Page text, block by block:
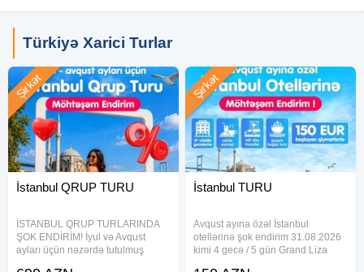
Qeyd:
Aviabiletlər qiymətə daxil deyil.
Qiymətlər 2nəfərlik otaqda 1nəfər üçün nəzərdə
tutulmuşdur.
* Suallarınız və qeydiyyat üçün bizimlə aşağıdakı
nömrələrlə zəng və ya Whatsapp üzərindən əlaqə saxlaya
bilərsiniz.
+99477 568 53 70 menecer
+99470 568 53 70 menecer
STORY TRAVEL
Ünvan: Əhməd Rəcəbli 1/7, Turan biznes mərkəzi 2
Türkiyə Xarici Turlar
İstanbul QRUP TURU
İSTANBUL QRUP TURLARINDA
ŞOK ENDİRİM! İyul və Avqust
ayları üçün nəzərdə tutulmuş
Şirkət
İstanbul TURU
Avqust ayına özəl İstanbul
otellərinə şok endirim 31.08.2026
kimi 4 gecə / 5 gün Grand Liza
Şirkət